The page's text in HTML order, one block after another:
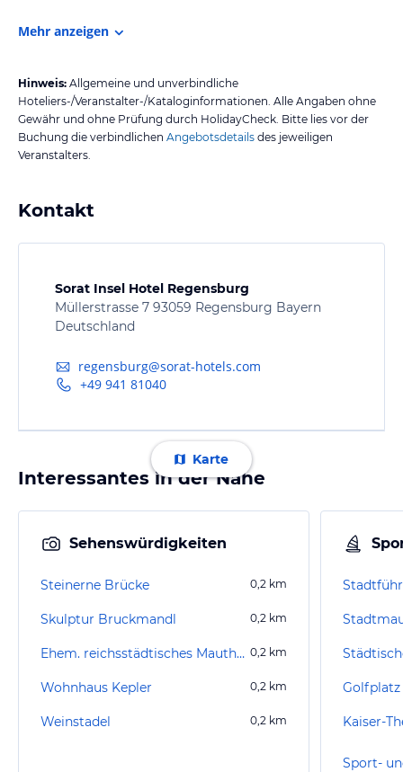
Mehr anzeigen
Hinweis: Allgemeine und unverbindliche
Hoteliers-/Veranstalter-/Kataloginformationen. Alle Angaben ohne
Gewähr und ohne Prüfung durch HolidayCheck. Bitte lies vor der
Buchung die verbindlichen Angebotsdetails des jeweiligen
Veranstalters.
Kontakt
Sorat Insel Hotel Regensburg
Müllerstrasse 7 93059 Regensburg Bayern
Deutschland
regensburg@sorat-hotels.com
+49 941 81040
Karte
Interessantes in der Nähe
Sehenswürdigkeiten
Steinerne Brücke 0,2 km
Skulptur Bruckmandl 0,2 km
Ehem. reichsstädtisches Mauthaus 0,2 km
Wohnhaus Kepler 0,2 km
Weinstadel 0,2 km Kaiser-
Sport-